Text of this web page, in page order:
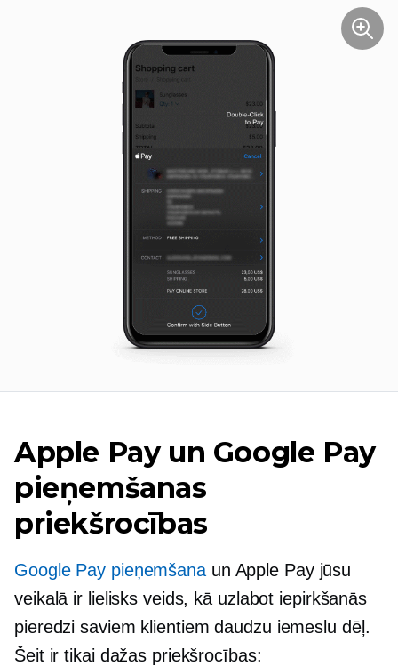
Apple Pay un Google Pay
pieņemšanas
priekšrocības
Google Pay pieņemšanaun Apple Pay jūsu
veikalā ir lielisks veids, kā uzlabot iepirkšanās
pieredzi saviem klientiem daudzu iemeslu dēļ.
Šeit ir tikai dažas priekšrocības: